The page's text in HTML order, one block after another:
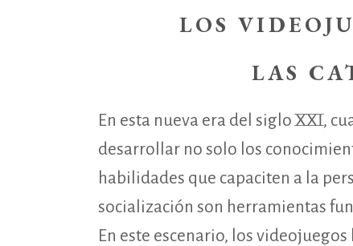
LOS
LAS
En esta nueva era del siglo XXI,
desarrollar no solo los
habilidades que capaciten a la
socialización son herramientas
En este escenario, los